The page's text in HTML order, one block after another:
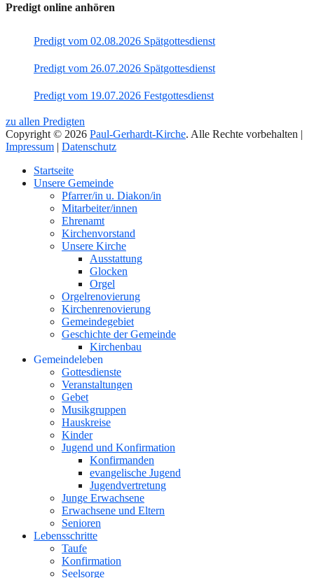
Predigt online anhören
Predigt vom 02.08.2026 Spätgottesdienst
Predigt vom 26.07.2026 Spätgottesdienst
Predigt vom 19.07.2026 Festgottesdienst
zu allen Predigten
Copyright © 2026 Paul-Gerhardt-Kirche. Alle Rechte vorbehalten |
Impressum | Datenschutz
oben
Startseite
Unsere Gemeinde
Pfarrer/in u. Diakon/in
Mitarbeiter/innen
Ehrenamt
Kirchenvorstand
Unsere Kirche
Ausstattung
Glocken
Orgel
Orgelrenovierung
Kirchenrenovierung
Gemeindegebiet
Geschichte der Gemeinde
Kirchenbau
Gemeindeleben
Gottesdienste
Veranstaltungen
Gebet
Musikgruppen
Hauskreise
Kinder
Jugend und Konfirmation
Konfirmanden
evangelische Jugend
Jugendvertretung
Junge Erwachsene
Erwachsene und Eltern
Senioren
Lebensschritte
Taufe
Konfirmation
Seelsorge